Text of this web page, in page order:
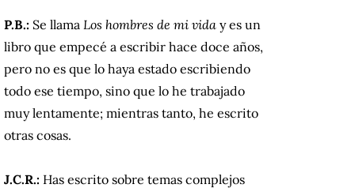
P.B.: Se llama Los hombres de mi vida y es un
libro que empecé a escribir hace doce años,
pero no es que lo haya estado escribiendo
todo ese tiempo, sino que lo he trabajado
muy lentamente; mientras tanto, he escrito
otras cosas.
J.C.R.: Has escrito sobre temas complejos